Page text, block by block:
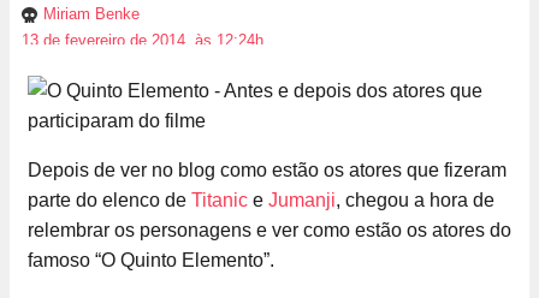
Miriam Benke
13 de fevereiro de 2014, às 12:24h
Depois de ver no blog como estão os atores que fizeram
parte do elenco de Titanic e Jumanji, chegou a hora de
relembrar os personagens e ver como estão os atores do
famoso “O Quinto Elemento”.